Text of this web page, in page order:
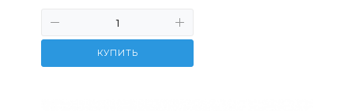
КУПИТЬ